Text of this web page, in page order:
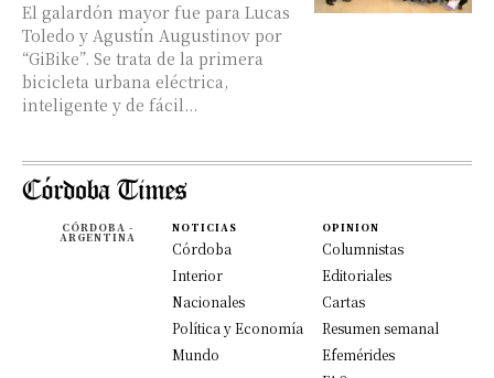
El galardón mayor fue para Lucas
Toledo y Agustín Augustinov por
“GiBike”. Se trata de la primera
bicicleta urbana eléctrica,
inteligente y de fácil...
CÓRDOBA -
ARGENTINA
NOTICIAS
Córdoba
Interior
Nacionales
Política y Economía
Mundo
OPINION
Columnistas
Editoriales
Cartas
Resumen semanal
Efemérides